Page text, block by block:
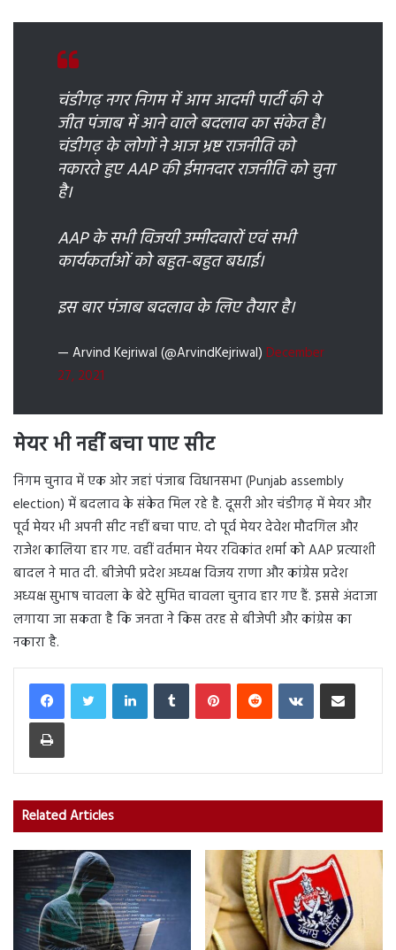
चंडीगढ़ नगर निगम में आम आदमी पार्टी की ये
जीत पंजाब में आने वाले बदलाव का संकेत है।
चंडीगढ़ के लोगों ने आज भ्रष्ट राजनीति को
नकारते हुए AAP की ईमानदार राजनीति को चुना
है।
AAP के सभी विजयी उम्मीदवारों एवं सभी
कार्यकर्ताओं को बहुत-बहुत बधाई।
इस बार पंजाब बदलाव के लिए तैयार है।
— Arvind Kejriwal (@ArvindKejriwal) December
27, 2021
मेयर भी नहीं बचा पाए सीट
निगम चुनाव में एक ओर जहां पंजाब विधानसभा (Punjab assembly
election) में बदलाव के संकेत मिल रहे है. दूसरी ओर चंडीगढ़ में मेयर और
पूर्व मेयर भी अपनी सीट नहीं बचा पाए. दो पूर्व मेयर देवेश मौदगिल और
राजेश कालिया हार गए. वहीं वर्तमान मेयर रविकांत शर्मा को AAP प्रत्याशी
बादल ने मात दी. बीजेपी प्रदेश अध्यक्ष विजय राणा और कांग्रेस प्रदेश
अध्यक्ष सुभाष चावला के बेटे सुमित चावला चुनाव हार गए हैं. इससे अंदाजा
लगाया जा सकता है कि जनता ने किस तरह से बीजेपी और कांग्रेस का
नकारा है.
LinkedInTumblr PinterestReddit VKontakteShare via Email
Print
Related Articles